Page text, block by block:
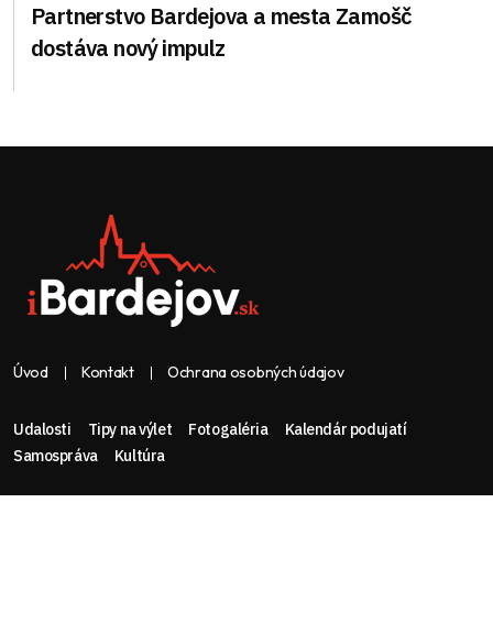
Partnerstvo Bardejova a mesta Zamošč
dostáva nový impulz
Úvod Kontakt Ochrana osobných údajov
Udalosti Tipy na výlet Fotogaléria
Kalendár podujatí
Samospráva
Kultúra